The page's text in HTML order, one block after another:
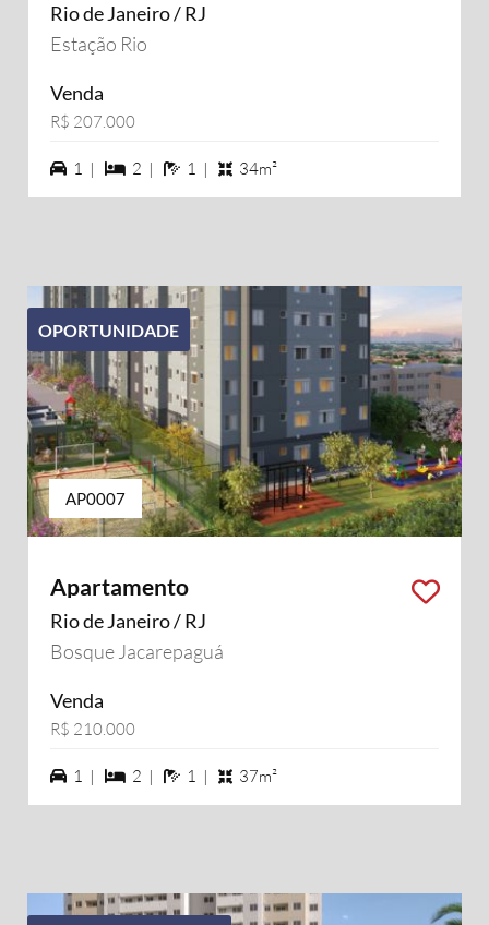
Rio de Janeiro / RJ
Estação Rio
Venda
R$ 207.000
1 vagas na garagem
1 | 2 dormiórios
2 | 1 banheiros
1 | 34m²
OPORTUNIDADE
AP0007
Apartamento
Rio de Janeiro / RJ
Bosque Jacarepaguá
Venda
R$ 210.000
1 vagas na garagem
1 | 2 dormiórios
2 | 1 banheiros
1 | 37m²